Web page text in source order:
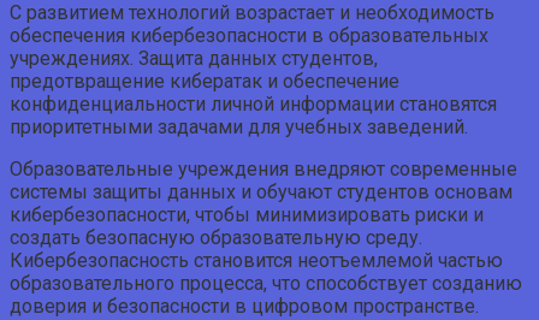
С развитием технологий возрастает и необходимость
обеспечения кибербезопасности в образовательных
учреждениях. Защита данных студентов,
предотвращение кибератак и обеспечение
конфиденциальности личной информации становятся
приоритетными задачами для учебных заведений.
Образовательные учреждения внедряют современные
системы защиты данных и обучают студентов основам
кибербезопасности, чтобы минимизировать риски и
создать безопасную образовательную среду.
Кибербезопасность становится неотъемлемой частью
образовательного процесса, что способствует созданию
доверия и безопасности в цифровом пространстве.